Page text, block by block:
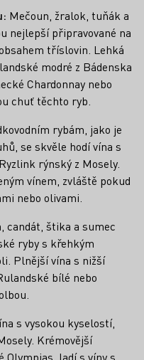
Mečoun, žralok, tuňák a
nejlepší připravované na
tříslovin. Lehká
modré z Bádenska
Chardonnay nebo
chuť těchto ryb.
rybám, jako je
se skvěle hodí vína s
rýnský z Mosely.
vínem, zvláště pokud
nebo olivami.
candát, štika a sumec
ryby s křehkým
Plnější vína s nižší
bílé nebo
s vysokou kyselostí,
Krémovější
ladí s víny s